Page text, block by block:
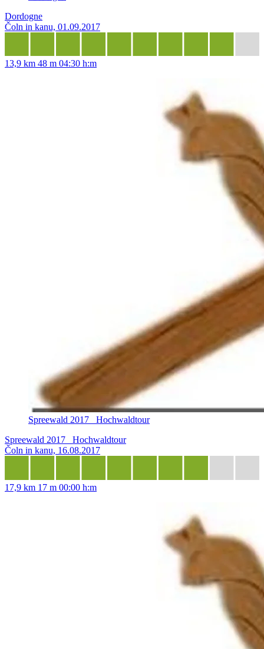
Dordogne
Čoln in kanu, 01.09.2017
13,9 km 48 m 04:30 h:m
Spreewald 2017_ Hochwaldtour
Spreewald 2017_ Hochwaldtour
Čoln in kanu, 16.08.2017
17,9 km 17 m 00:00 h:m